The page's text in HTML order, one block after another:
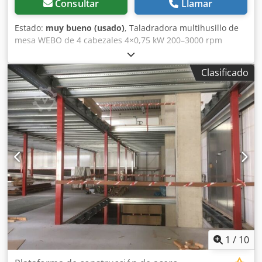
Consultar Llamar
Estado: muy bueno (usado), Taladradora multihusillo de
mesa WEBO de 4 cabezales 4×0,75 kW 200–3000 rpm
Clasificado
1 / 10